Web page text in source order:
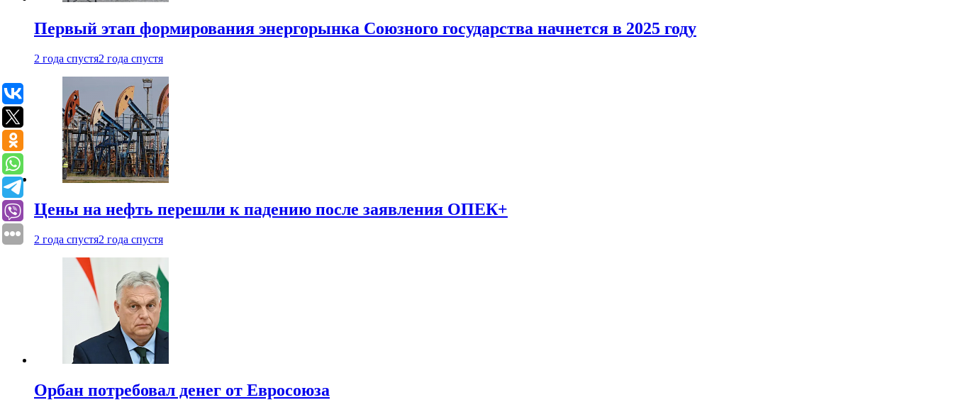
Первый этап формирования энергорынка Союзного государства начнется в 2025 году
2 года спустя2 года спустя
Цены на нефть перешли к падению после заявления ОПЕК+
2 года спустя2 года спустя
Орбан потребовал денег от Евросоюза